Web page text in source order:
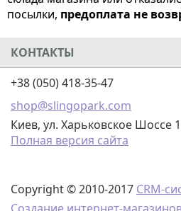
посылки, предоплата не
КОНТАКТЫ
+38 (050) 418-35-47
shop@slingopark.com
Киев, ул. Харьковское Шоссе
Полная версия сайта
Copyright © 2010-2017 CRM-